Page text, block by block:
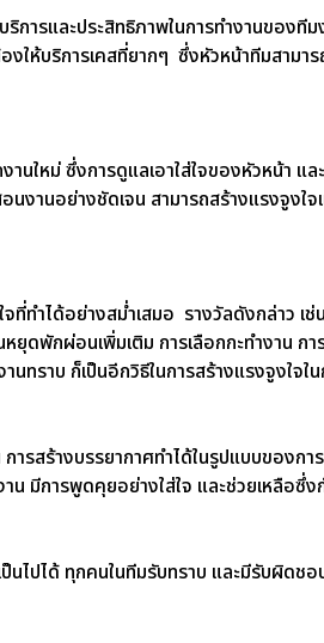
ารและประสิทธิภาพในการทำงานของทีม
ให้บริการเคสที่ยากๆ ซึ่งหัวหน้าทีมสามา
ใหม่ ซึ่งการดูแลเอาใส่ใจของหัวหน้า แ
านอย่างชัดเจน สามารถสร้างแรงจูงใจแ
จที่ทำได้อย่างสม่ำเสมอ รางวัลดังกล่าว
หยุดพักผ่อนเพิ่มเติม การเลือกกะทำงาน ก
ทราบ ก็เป็นอีกวิธีในการสร้างแรงจูงใจใ
การสร้างบรรยากาศทำได้ในรูปแบบของ
มีการพูดคุยอย่างใส่ใจ และช่วยเหลือซึ่ง
ไปได้ ทุกคนในทีมรับทราบ และมีรับผิดชอ